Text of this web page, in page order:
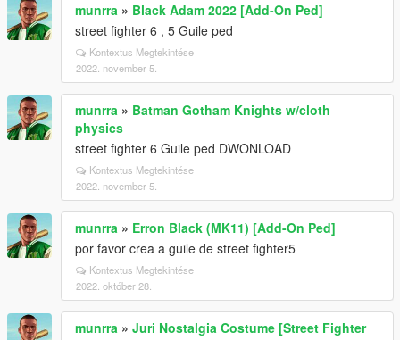
munrra » Black Adam 2022 [Add-On Ped]
street fighter 6 , 5 Guile ped
Kontextus Megtekintése
2022. november 5.
munrra » Batman Gotham Knights w/cloth
physics
street fighter 6 Guile ped DWONLOAD
Kontextus Megtekintése
2022. november 5.
munrra » Erron Black (MK11) [Add-On Ped]
por favor crea a guile de street fighter5
Kontextus Megtekintése
2022. október 28.
munrra » Juri Nostalgia Costume [Street Fighter